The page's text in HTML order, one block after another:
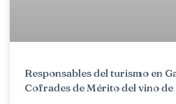
Responsables del turismo en
Cofrades de Mérito del vino